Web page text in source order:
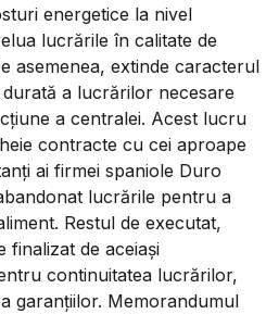
energetice la nivel
lucrările în calitate de
asemenea, extinde caracterul
a lucrărilor necesare
a centralei. Acest lucru
contracte cu cei aproape
ai firmei spaniole Duro
lucrările pentru a
Restul de executat,
finalizat de aceiași
continuitatea lucrărilor,
garanțiilor. Memorandumul